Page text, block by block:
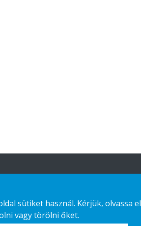
sütiket használ. Kérjük, olvassa el
vagy törölni őket.